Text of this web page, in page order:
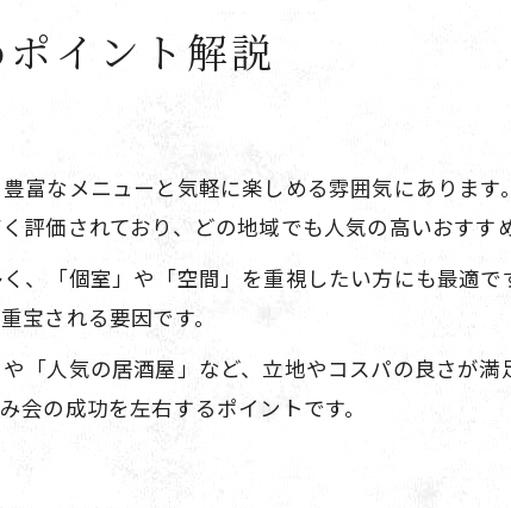
初対面でも安心の居酒屋おすすめ選び
交流が広がる居酒屋おすすめの空間
友人作りに最適な居酒屋おすすめ術
会話が弾む居酒屋おすすめの席選び
居酒屋で注目のおつまみとドリンク体験
居酒屋おすすめおつまみの魅力とは
絶品ドリンクが自慢の居酒屋おすすめ
居酒屋で人気のおつまみを堪能しよう
イント解説
富なメニューと気軽に楽しめる雰囲気にありま
評価されており、どの地域でも人気の高いおすす
、「個室」や「空間」を重視したい方にも最適
宝される要因です。
「人気の居酒屋」など、立地やコスパの良さが
会の成功を左右するポイントです。